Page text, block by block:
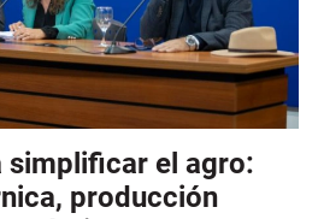
simplificar el agro:
producción